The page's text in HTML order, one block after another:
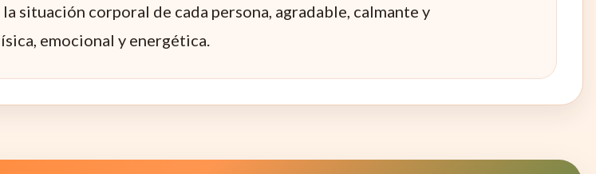
situación corporal de cada persona, agradable, calmante y
emocional y energética.